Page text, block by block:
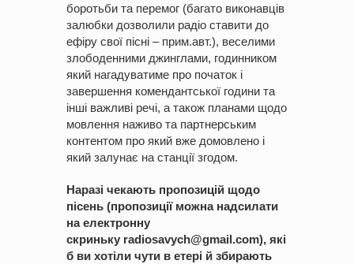
боротьби та перемог (багато виконавців
залюбки дозволили радіо ставити до
ефіру свої пісні – прим.авт.), веселими
злободенними джинглами, годинником
який нагадуватиме про початок і
завершення комендантської години та
інші важливі речі, а також планами щодо
мовлення наживо та партнерським
контентом про який вже домовлено і
який залунає на станції згодом.
Наразі чекають пропозицій щодо
пісень (пропозиції можна надсилати
на електронну
скриньку radiosavych@gmail.com), які
б ви хотіли чути в етері й збирають